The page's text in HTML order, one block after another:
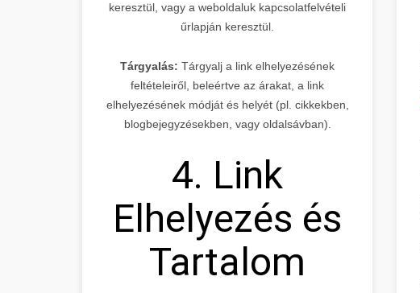
keresztül, vagy a weboldaluk kapcsolatfelvételi
űrlapján keresztül.
Tárgyalás: Tárgyalj a link elhelyezésének
feltételeiről, beleértve az árakat, a link
elhelyezésének módját és helyét (pl. cikkekben,
blogbejegyzésekben, vagy oldalsávban).
4. Link
Elhelyezés és
Tartalom